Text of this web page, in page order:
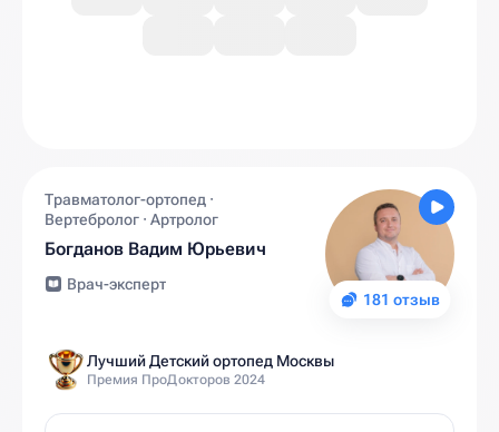
181 отзыв
Травматолог-ортопед ·
Вертебролог · Артролог
Богданов Вадим Юрьевич
Врач-эксперт
Лучший Детский ортопед Москвы
Премия ПроДокторов 2024